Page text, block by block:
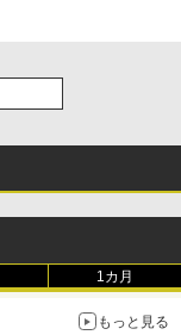
1カ月
もっと見る